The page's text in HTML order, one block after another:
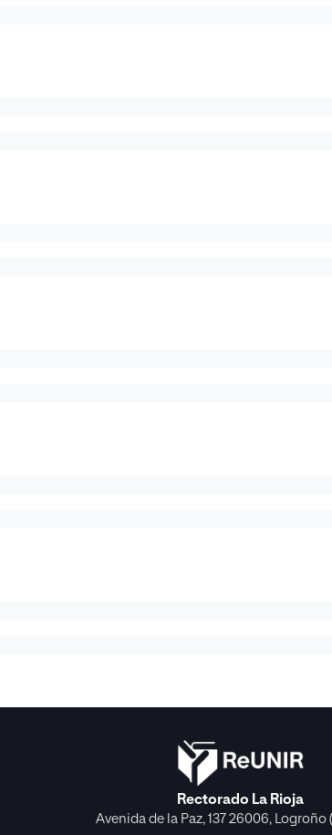
Rectorado La Rioja
Avenida de la Paz, 137 26006, Logroño